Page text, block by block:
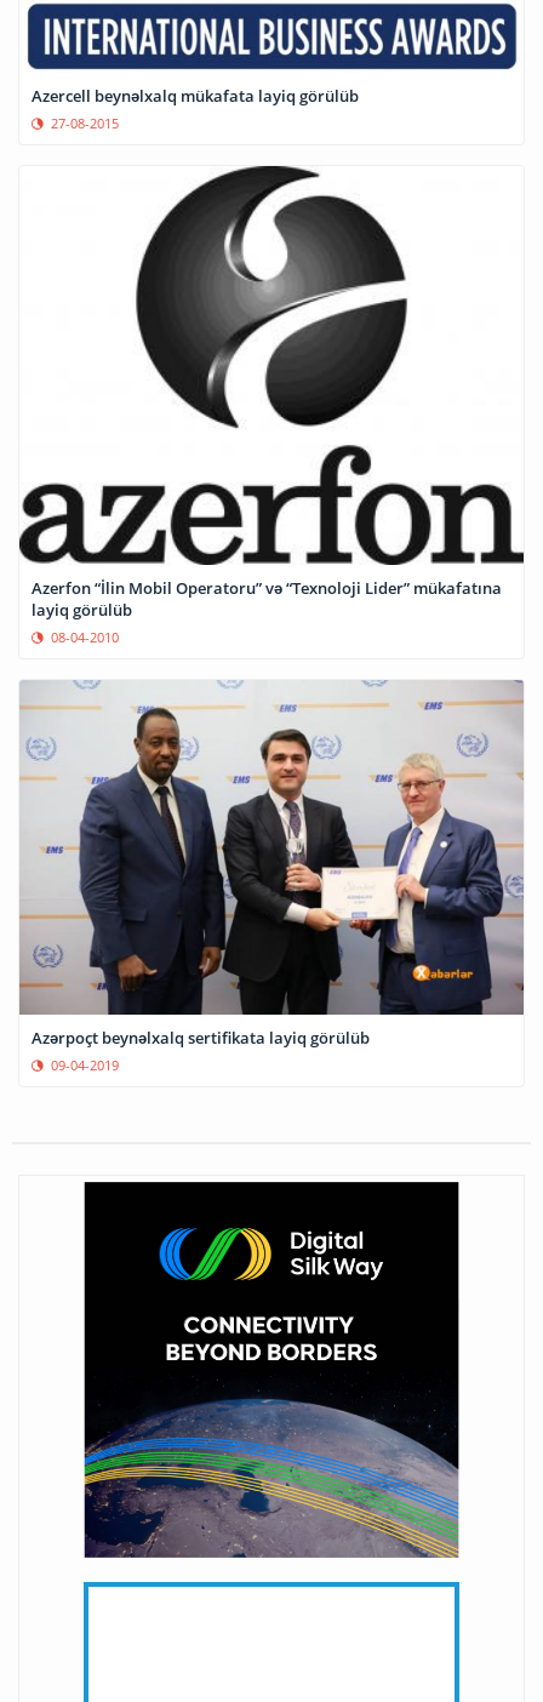
Azercell beynəlxalq mükafata layiq görülüb
27-08-2015
Azerfon “İlin Mobil Operatoru” və “Texnoloji Lider” mükafatına
layiq görülüb
08-04-2010
Azərpoçt beynəlxalq sertifikata layiq görülüb
09-04-2019